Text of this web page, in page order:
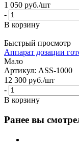
1 050 руб./шт
-
В корзину
Быстрый просмотр
Аппарат дозации
Мало
Артикул: ASS-1000
12 300 руб./шт
-
В корзину
Ранее вы